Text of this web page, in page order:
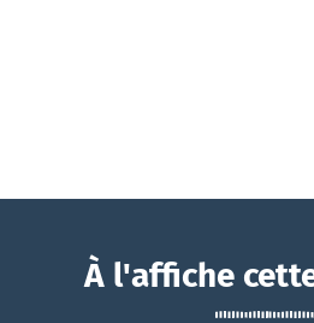
À l'affiche